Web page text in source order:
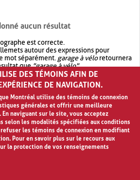
aucun résultat
est correcte.
autour des expressions pour
mot séparément. garage à véloretournera
que"garage à vélo".
votre recherche avec OR.garage OR vélo
plus de résultat quegarage à vélo
DES TÉMOINS AFIN DE
DE NAVIGATION.
Montréal utilise des témoins de connexion
générales et offrir une meilleure
naviguant sur le site, vous acceptez
selon les modalités spécifiées aux conditions
les témoins de connexion en modifiant
Pour en savoir plus sur le recours aux
la protection de vos renseignements